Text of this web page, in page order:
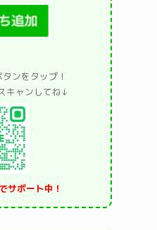
ンをタップ！
キャンしてね↓
サポート中！